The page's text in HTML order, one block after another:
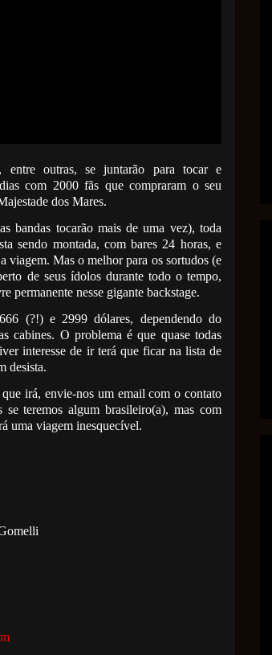
entre outras, se juntarão para tocar e
com 2000 fãs que compraram o seu
dos Mares.
bandas tocarão mais de uma vez), toda
sendo montada, com bares 24 horas, e
viagem. Mas o melhor para os sortudos (e
de seus ídolos durante todo o tempo,
permanente nesse gigante backstage.
(?!) e 2999 dólares, dependendo do
cabines. O problema é que quase todas
interesse de ir terá que ficar na lista de
desista.
irá, envie-nos um email com o contato
se teremos algum brasileiro(a), mas com
uma viagem inesquecível.